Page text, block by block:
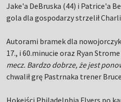
Jake'a DeBruska (44) i Patrice'a
gola dla gospodarzy strzelił
Autorami bramek dla
17., i 60.minucie oraz Ryan Strome
mecz. Bardzo dobrze, że jest
chwalił grę Pastrnaka trener